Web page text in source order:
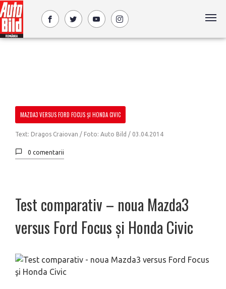
MAZDA3 VERSUS FORD FOCUS ŞI HONDA CIVIC
Text: Dragos Craiovan / Foto: Auto Bild / 03.04.2014
0 comentarii
Test comparativ – noua Mazda3
versus Ford Focus şi Honda Civic